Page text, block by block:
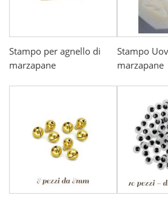
Stampo per agnello di
marzapane
Stampo
marzapane